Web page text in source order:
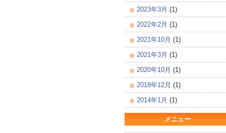
2023年3月 (1)
2022年2月 (1)
2021年10月 (1)
2021年3月 (1)
2020年10月 (1)
2018年12月 (1)
2014年1月 (1)
メニュー